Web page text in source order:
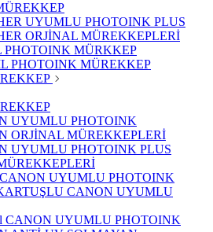
UYUMLU PHOTOINK PLUS
ORJİNAL MÜREKKEPLERİ
PHOTOINK MÜRKKEP
PHOTOINK MÜREKKEP
UYUMLU PHOTOINK
ORJİNAL MÜREKKEPLERİ
UYUMLU PHOTOINK PLUS
CANON UYUMLU PHOTOINK
CANON UYUMLU
CANON UYUMLU PHOTOINK